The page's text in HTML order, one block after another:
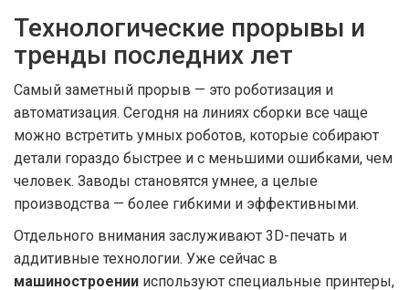
Технологические прорывы и
тренды последних лет
Самый заметный прорыв — это роботизация и
автоматизация. Сегодня на линиях сборки все чаще
можно встретить умных роботов, которые собирают
детали гораздо быстрее и с меньшими ошибками, чем
человек. Заводы становятся умнее, а целые
производства — более гибкими и эффективными.
Отдельного внимания заслуживают 3D-печать и
аддитивные технологии. Уже сейчас в
машиностроении используют специальные принтеры,